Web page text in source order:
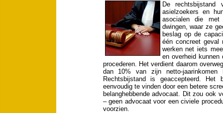
De rechtsbijstand
asielzoekers en
asocialen die met
dwingen, waar ze
beslag op de
één concreet geval
werken net iets
en overheid kunnen
procederen. Het verdient daarom
dan 10% van zijn netto-
Rechtsbijstand is geaccepteerd. Het
eenvoudig te vinden door een betere
belanghebbende advocaat. Dit zou ook
– geen advocaat voor een civiele
voorzien.